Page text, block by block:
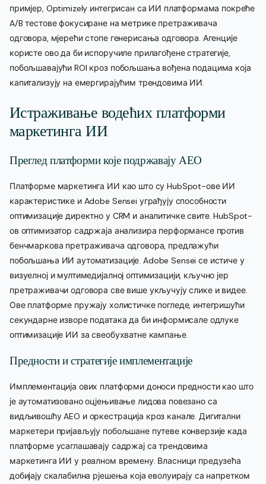
примјер, Optimizely интегрисан са ИИ платформама покреће
A/B тестове фокусиране на метрике претраживача
одговора, мјерећи стопе генерисања одговора. Агенције
користе ово да би испоручиле прилагођене стратегије,
побољшавајући ROI кроз побољшања вођена подацима која
капитализују на емергирајућим трендовима ИИ.
Истраживање водећих платформи
маркетинга ИИ
Преглед платформи које подржавају AEO
Платформе маркетинга ИИ као што су HubSpot-ове ИИ
карактеристике и Adobe Sensei уграђују способности
оптимизације директно у CRM и аналитичке свите. HubSpot-
ов оптимизатор садржаја анализира перформансе против
бенчмаркова претраживача одговора, предлажући
побољшања ИИ аутоматизације. Adobe Sensei се истиче у
визуелној и мултимедијалној оптимизацији, кључно јер
претраживачи одговора све више укључују слике и видее.
Ове платформе пружају холистичке погледе, интегришући
секундарне изворе података да би информисале одлуке
оптимизације ИИ за свеобухватне кампање.
Предности и стратегије имплементације
Имплементација ових платформи доноси предности као што
је аутоматизовано оцјењивање лидова повезано са
видљивошћу AEO и оркестрација кроз канале. Дигитални
маркетери пријављују побољшане путеве конверзије када
платформе усаглашавају садржај са трендовима
маркетинга ИИ у реалном времену. Власници предузећа
добијају скалабилна рјешења која еволуирају са напретком